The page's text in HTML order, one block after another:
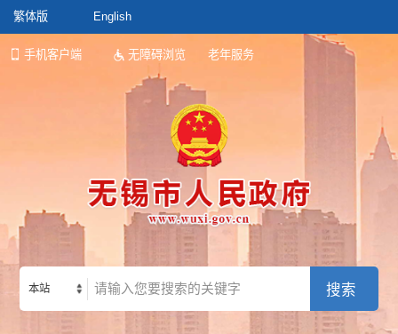
繁体版 English
手机客户端 无障碍浏览 老年服务
本站